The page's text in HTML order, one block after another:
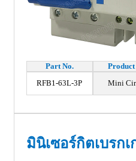
Part No.
RFB1-63L-3P
Mini
มินิเซอร์กิตเบรก